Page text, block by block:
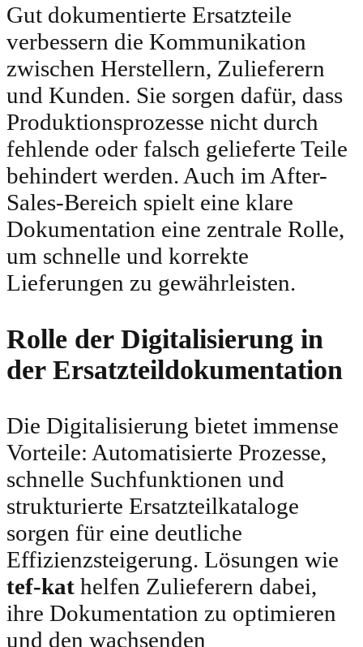
Gut dokumentierte Ersatzteile
verbessern die Kommunikation
zwischen Herstellern, Zulieferern
und Kunden. Sie sorgen dafür, dass
Produktionsprozesse nicht durch
fehlende oder falsch gelieferte Teile
behindert werden. Auch im After-
Sales-Bereich spielt eine klare
Dokumentation eine zentrale Rolle,
um schnelle und korrekte
Lieferungen zu gewährleisten.
Rolle der Digitalisierung in
der Ersatzteildokumentation
Die Digitalisierung bietet immense
Vorteile: Automatisierte Prozesse,
schnelle Suchfunktionen und
strukturierte Ersatzteilkataloge
sorgen für eine deutliche
Effizienzsteigerung. Lösungen wie
tef-kat helfen Zulieferern dabei,
ihre Dokumentation zu optimieren
und den wachsenden